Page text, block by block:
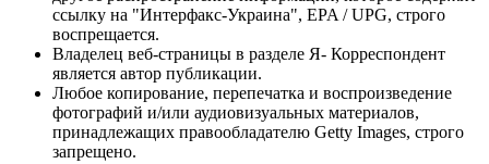
ссылку на "Интерфакс-Украина", EPA / UPG, строго
воспрещается.
Владелец веб-страницы в разделе Я- Корреспондент
является автор публикации.
Любое копирование, перепечатка и воспроизведение
фотографий и/или аудиовизуальных материалов,
принадлежащих правообладателю Getty Images, строго
запрещено.